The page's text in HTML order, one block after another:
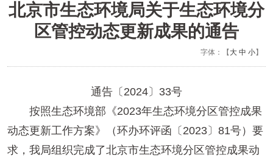
北京市生态环境局关于生态环境分
区管控动态更新成果的通告
字体：【 大 中 小】
通告〔2024〕33号
按照生态环境部《2023年生态环境分区管控成果
动态更新工作方案》（环办环评函〔2023〕81号）要
求，我局组织完成了北京市生态环境分区管控成果动